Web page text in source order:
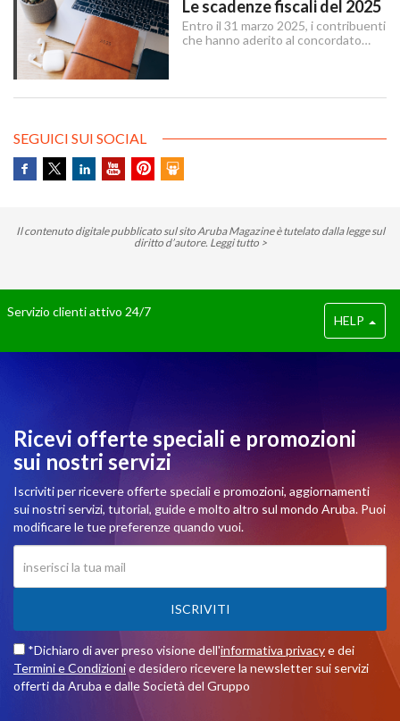
Le scadenze fiscali del 2025
Entro il 31 marzo 2025, i contribuenti
che hanno aderito al concordato
anni 2018-2022, versando
dell’IRAP.
SEGUICI SUI SOCIAL
Il contenuto digitale pubblicato sul sito Aruba Magazine è tutelato dalla legge sul
diritto d’autore. Leggi tutto >
HELP
Servizio clienti attivo 24/7
Ricevi offerte speciali e promozioni
sui nostri servizi
Iscriviti per ricevere offerte speciali e promozioni, aggiornamenti
sui nostri servizi, tutorial, guide e molto altro sul mondo Aruba. Puoi
modificare le tue preferenze quando vuoi.
ISCRIVITI
*Dichiaro di aver preso visione dell'informativa privacye dei
Termini e Condizionie desidero ricevere la newsletter sui servizi
offerti da Aruba e dalle Società del Gruppo